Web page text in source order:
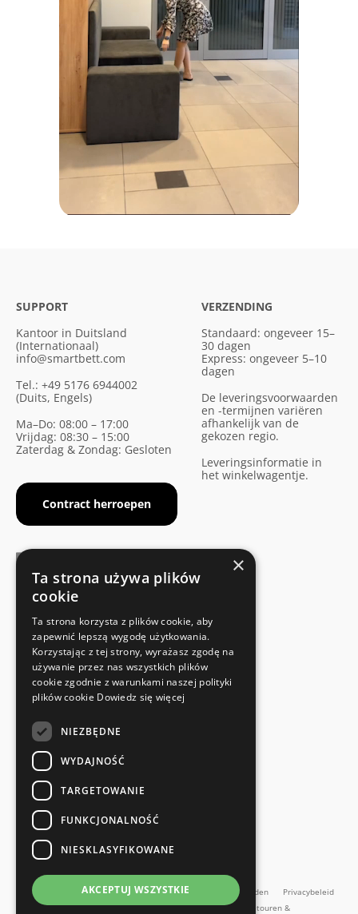
SUPPORT
Kantoor in Duitsland
(Internationaal)
info@smartbett.com
Tel.: +49 5176 6944002
(Duits, Engels)
Ma–Do: 08:00 – 17:00
Vrijdag: 08:30 – 15:00
Zaterdag & Zondag: Gesloten
Contract herroepen
VERZENDING
Standaard: ongeveer 15–
30 dagen
Express: ongeveer 5–10
dagen
De leveringsvoorwaarden
en -termijnen variëren
afhankelijk van de
gekozen regio.
Leveringsinformatie in
het winkelwagentje.
Voldoet aan de veiligheidsnormen
SNELLE EN EENVOUDIGE RETOUR
Retourservice
RECHTSTREEKS VAN DE FABRIKANT
Speciale kwaliteitscontrole
Impressum Algemene Voorwaarden Algemene voorwaarden
Privacybeleid
Contact
Retourbeleid Online herroepingsformulier Retouren &
en meer...
×
Ta strona używa plików
cookie
Ta strona korzysta z plików cookie, aby
zapewnić lepszą wygodę użytkowania.
Korzystając z tej strony, wyrażasz zgodę na
używanie przez nas wszystkich plików
cookie zgodnie z warunkami naszej polityki
plików cookie Dowiedz się więcej
NIEZBĘDNE
WYDAJNOŚĆ
TARGETOWANIE
FUNKCJONALNOŚĆ
NIESKLASYFIKOWANE
AKCEPTUJ WSZYSTKIE